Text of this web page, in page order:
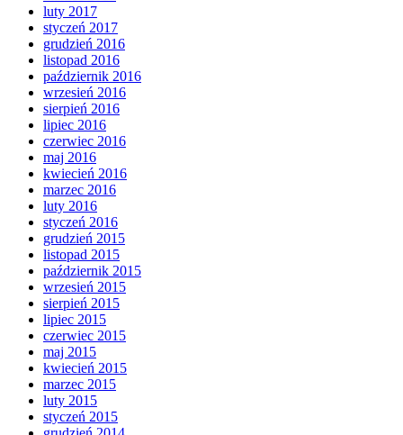
luty 2017
styczeń 2017
grudzień 2016
listopad 2016
październik 2016
wrzesień 2016
sierpień 2016
lipiec 2016
czerwiec 2016
maj 2016
kwiecień 2016
marzec 2016
luty 2016
styczeń 2016
grudzień 2015
listopad 2015
październik 2015
wrzesień 2015
sierpień 2015
lipiec 2015
czerwiec 2015
maj 2015
kwiecień 2015
marzec 2015
luty 2015
styczeń 2015